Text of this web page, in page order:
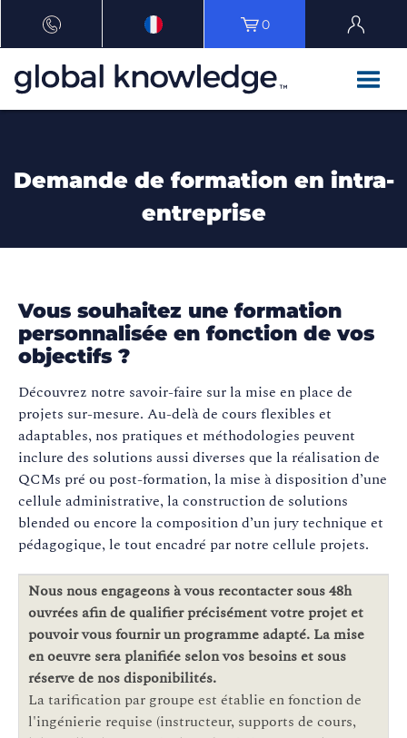
0
Demande de formation en intra-
entreprise
Vous souhaitez une formation
personnalisée en fonction de vos
objectifs ?
Découvrez notre savoir-faire sur la mise en place de
projets sur-mesure. Au-delà de cours flexibles et
adaptables, nos pratiques et méthodologies peuvent
inclure des solutions aussi diverses que la réalisation de
QCMs pré ou post-formation, la mise à disposition d’une
cellule administrative, la construction de solutions
blended ou encore la composition d’un jury technique et
pédagogique, le tout encadré par notre cellule projets.
Nous nous engageons à vous recontacter sous 48h
ouvrées afin de qualifier précisément votre projet et
pouvoir vous fournir un programme adapté. La mise
en oeuvre sera planifiée selon vos besoins et sous
réserve de nos disponibilités.
La tarification par groupe est établie en fonction de
l'ingénierie requise (instructeur, supports de cours,